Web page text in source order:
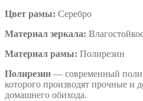
Цвет рамы: Серебро
Материал зеркала:
Материал рамы: Полирезин
Полирезин — современный
которого производят прочные и
домашнего обихода.